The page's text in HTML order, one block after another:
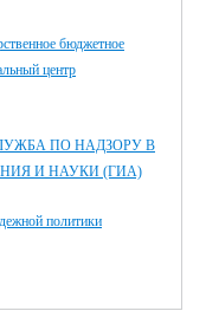
бюджетное
центр
ПО НАДЗОРУ В
И НАУКИ (ГИА)
политики